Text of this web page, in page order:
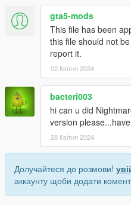
gta5-mods
This file has been
this file should not
report it.
02 Квітня 2024
bacteri003
hi can u did
version
28 Квітня 2024
Долучайтеся до розмови!
аккаунту щоби додати